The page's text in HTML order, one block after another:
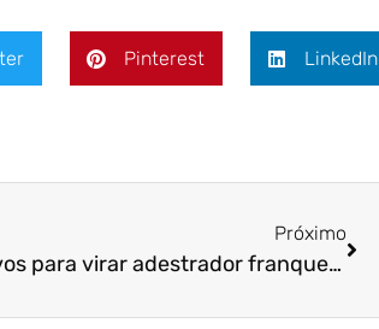
Pinterest LinkedIn
Próximo
5 motivos para virar adestrador franqueado da Cão Cidadão